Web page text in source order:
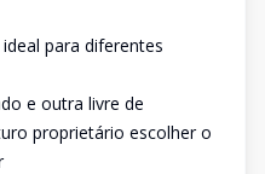
para diferentes
e outra livre de
proprietário escolher o